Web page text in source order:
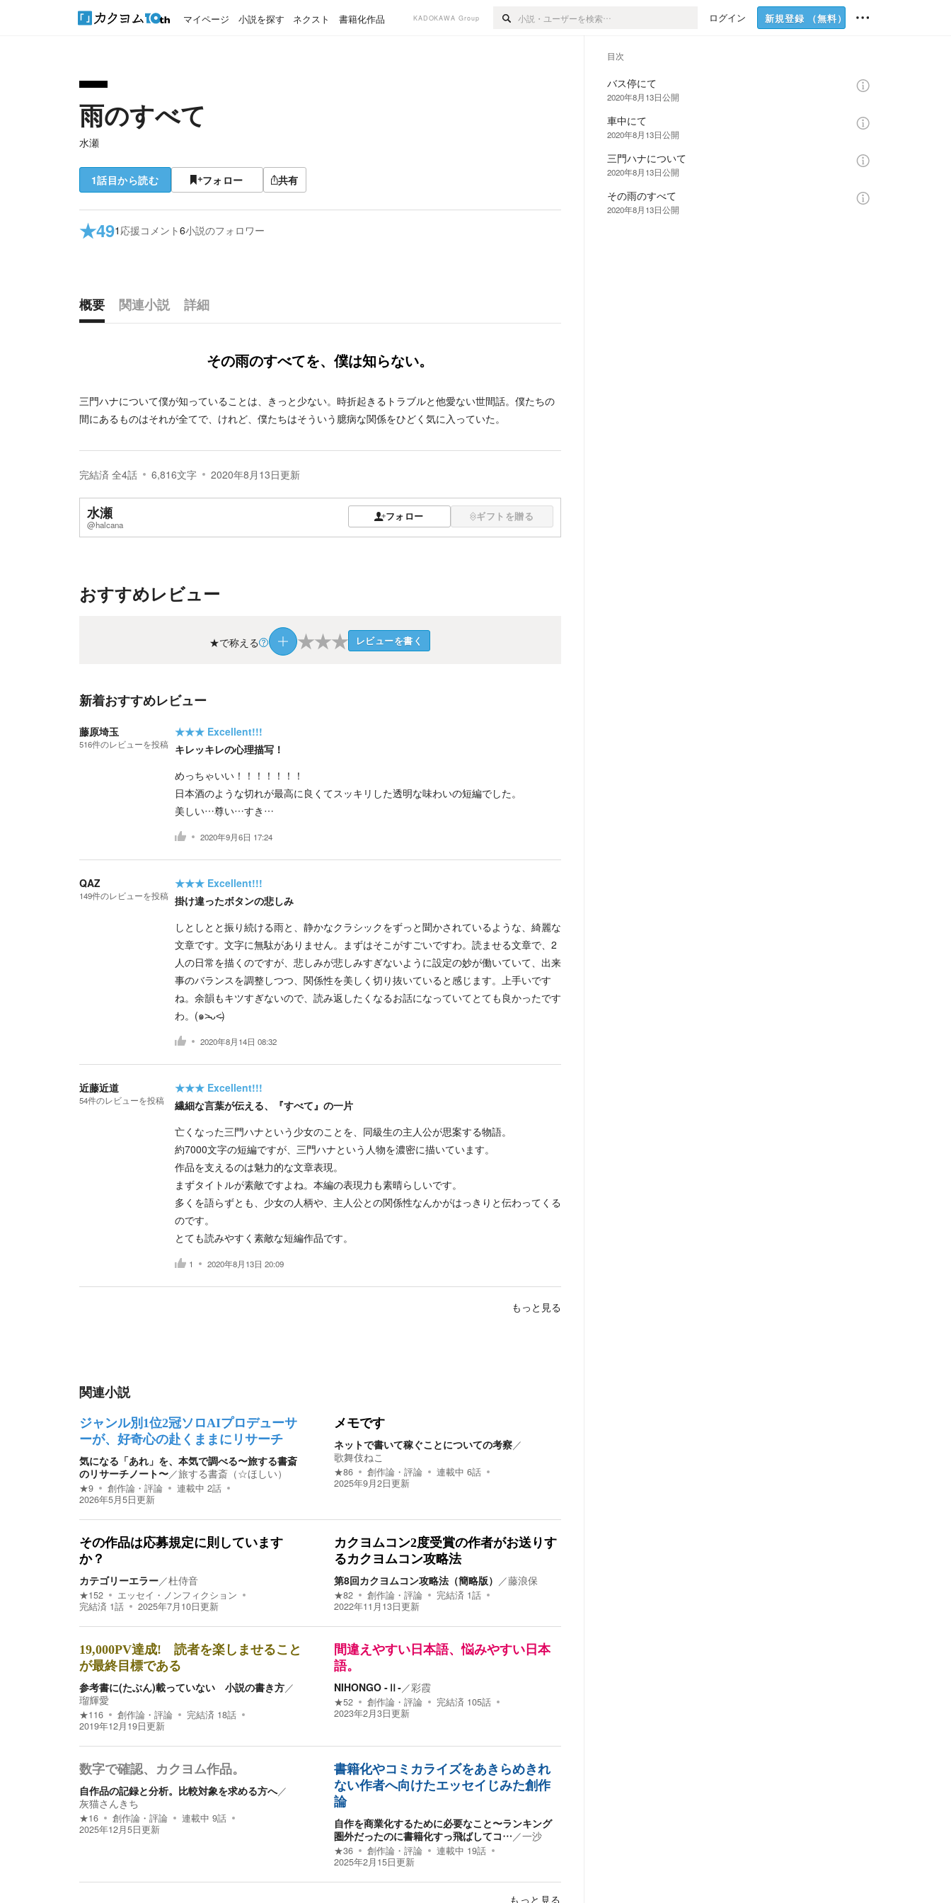
マイページ 小説を探す ネクスト 書籍化作品 KADOKAWA Group ログイン 新規登録 （無料）
雨のすべて
水瀬
1話目から読む フォロー 共有
★491 応援コメント6小説のフォロワー
概要 関連小説
詳細
その雨のすべてを、僕は知らない。
三門ハナについて僕が知っていることは、きっと少ない。時折起きるトラブルと他愛ない世間話。僕たちの
間にあるものはそれが全てで、けれど、僕たちはそういう臆病な関係をひどく気に入っていた。
完結済 全4話 6,816文字 2020年8月13日更新
水瀬
@halcana
フォロー ギフトを贈る
おすすめレビュー
★で称える ★★★ レビューを書く
新着おすすめレビュー
藤原埼玉
516件のレビューを投稿
★★★ Excellent!!!
キレッキレの心理描写！
めっちゃいい！！！！！！！
日本酒のような切れが最高に良くてスッキリした透明な味わいの短編でした。
美しい…尊い…すき…
2020年9月6日 17:24
QAZ
149件のレビューを投稿
★★★ Excellent!!!
掛け違ったボタンの悲しみ
しとしとと振り続ける雨と、静かなクラシックをずっと聞かされているような、綺麗な
文章です。文字に無駄がありません。まずはそこがすごいですわ。読ませる文章で、2
人の日常を描くのですが、悲しみが悲しみすぎないように設定の妙が働いていて、出来
事のバランスを調整しつつ、関係性を美しく切り抜いていると感じます。上手いです
ね。余韻もキツすぎないので、読み返したくなるお話になっていてとても良かったです
わ。(๑˃̵ᴗ˂̵)
2020年8月14日 08:32
近藤近道
54件のレビューを投稿
★★★ Excellent!!!
繊細な言葉が伝える、『すべて』の一片
亡くなった三門ハナという少女のことを、同級生の主人公が思案する物語。
約7000文字の短編ですが、三門ハナという人物を濃密に描いています。
作品を支えるのは魅力的な文章表現。
まずタイトルが素敵ですよね。本編の表現力も素晴らしいです。
多くを語らずとも、少女の人柄や、主人公との関係性なんかがはっきりと伝わってくる
のです。
とても読みやすく素敵な短編作品です。
1 2020年8月13日 20:09
もっと見る
関連小説
ジャンル別1位2冠ソロAIプロデューサ
ーが、好奇心の赴くままにリサーチ
気になる「あれ」を、本気で調べる〜旅する書斎
のリサーチノート〜／旅する書斎（☆ほしい）
★9 創作論・評論 連載中 2話
2026年5月5日更新
メモです
ネットで書いて稼ぐことについての考察／
歌舞伎ねこ
★86 創作論・評論 連載中 6話
2025年9月2日更新
その作品は応募規定に則しています
か？
カテゴリーエラー／杜侍音
★152
エッセイ・ノンフィクション
完結済 1話 2025年7月10日更新
カクヨムコン2度受賞の作者がお送りす
るカクヨムコン攻略法
第8回カクヨムコン攻略法（簡略版） ／藤浪保
★82 創作論・評論 完結済 1話
2022年11月13日更新
19,000PV達成! 読者を楽しませること
が最終目標である
参考書に(たぶん)載っていない 小説の書き方／
瑠輝愛
★116 創作論・評論 完結済 18話
2019年12月19日更新
間違えやすい日本語、悩みやすい日本
語。
NIHONGO ‐Ⅱ‐／彩霞
★52 創作論・評論 完結済 105話
2023年2月3日更新
数字で確認、カクヨム作品。
自作品の記録と分析。比較対象を求める方へ／
灰猫さんきち
★16 創作論・評論 連載中 9話
2025年12月5日更新
書籍化やコミカライズをあきらめきれ
ない作者へ向けたエッセイじみた創作
論
自作を商業化するために必要なこと〜ランキング
圏外だったのに書籍化すっ飛ばしてコ…／一沙
★36 創作論・評論 連載中 19話
2025年2月15日更新
もっと見る
目次
バス停にて
2020年8月13日公開
車中にて
2020年8月13日公開
三門ハナについて
2020年8月13日公開
その雨のすべて
2020年8月13日公開